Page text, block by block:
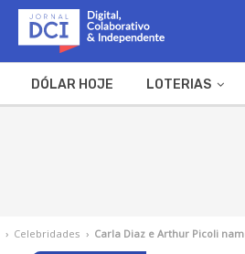
DÓLAR HOJE LOTERIAS
› Celebridades › Carla Diaz e Arthur Picoli